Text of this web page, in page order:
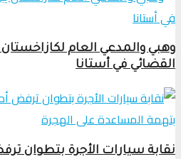
وهبي والمدعي العام لكازاخستان
القضائي في أستانا
نقابة سيارات الأجرة بتطوان